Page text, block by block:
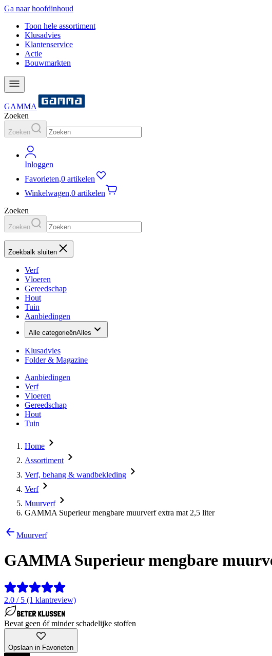
Ga naar hoofdinhoud
Toon hele assortiment
Klusadvies
Klantenservice
Actie
Bouwmarkten
GAMMA
Zoeken
Zoeken
Inloggen
Favorieten,0 artikelen
Winkelwagen,0 artikelen
Zoeken
Zoeken
Zoekbalk sluiten
Verf
Vloeren
Gereedschap
Hout
Tuin
Aanbiedingen
Alle categorieënAlles
Klusadvies
Folder & Magazine
Aanbiedingen
Verf
Vloeren
Gereedschap
Hout
Tuin
Home
Assortiment
Verf, behang & wandbekleding
Verf
Muurverf
GAMMA Superieur mengbare muurverf extra mat 2,5 liter
Muurverf
GAMMA Superieur mengbare
2.0 / 5 (1 klantreview)
Bevat geen óf minder schadelijke stoffen
Opslaan in Favorieten